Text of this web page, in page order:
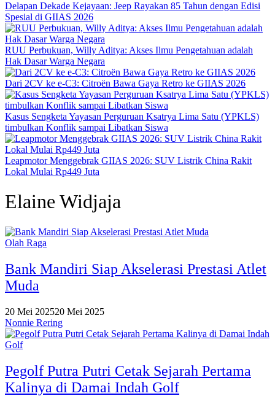
Delapan Dekade Kejayaan: Jeep Rayakan 85 Tahun dengan Edisi
Spesial di GIIAS 2026
RUU Perbukuan, Willy Aditya: Akses Ilmu Pengetahuan adalah
Hak Dasar Warga Negara
Dari 2CV ke e-C3: Citroën Bawa Gaya Retro ke GIIAS 2026
Kasus Sengketa Yayasan Perguruan Ksatrya Lima Satu (YPKLS)
timbulkan Konflik sampai Libatkan Siswa
Leapmotor Menggebrak GIIAS 2026: SUV Listrik China Rakit
Lokal Mulai Rp449 Juta
Elaine Widjaja
Olah Raga
Bank Mandiri Siap Akselerasi Prestasi Atlet
Muda
20 Mei 202520 Mei 2025
Nonnie Rering
Pegolf Putra Putri Cetak Sejarah Pertama
Kalinya di Damai Indah Golf